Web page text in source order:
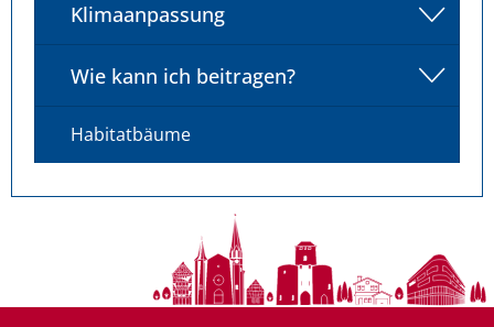
Klimaanpassung
Wie kann ich beitragen?
Habitatbäume